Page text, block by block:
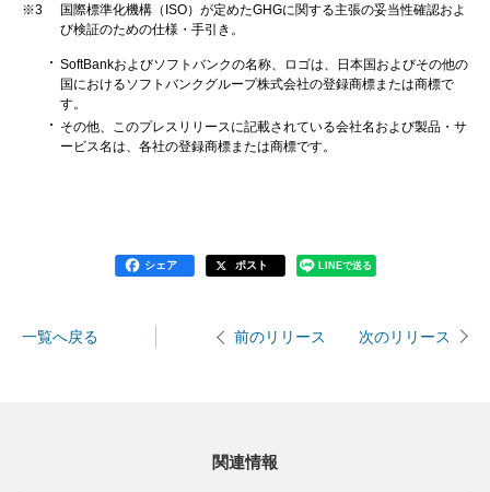
※3
国際標準化機構（ISO）が定めたGHGに関する主張の妥当性確認およ
び検証のための仕様・手引き。
SoftBankおよびソフトバンクの名称、ロゴは、日本国およびその他の
国におけるソフトバンクグループ株式会社の登録商標または商標で
す。
その他、このプレスリリースに記載されている会社名および製品・サ
ービス名は、各社の登録商標または商標です。
シェア ポスト LINEで送る
一覧へ戻る 前のリリース 次のリリース
関連情報